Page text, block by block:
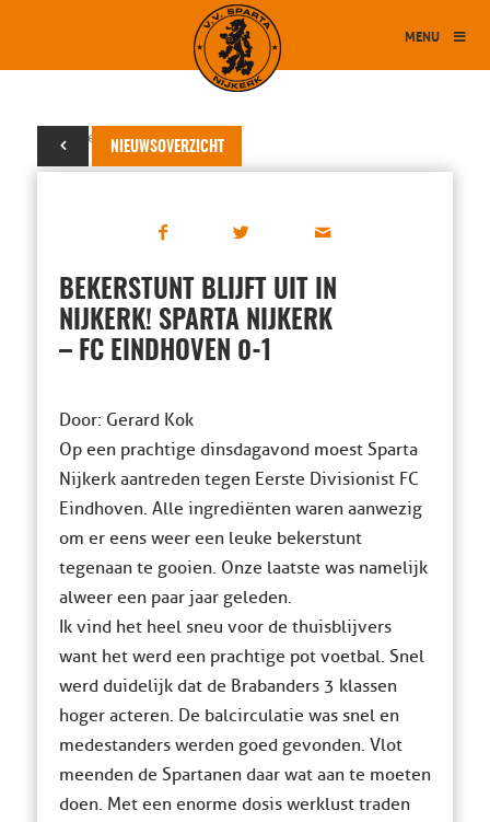
MENU
NIEUWSOVERZICHT
19 september 2017
BEKERSTUNT BLIJFT UIT IN
NIJKERK! SPARTA NIJKERK
– FC EINDHOVEN 0-1
Door: Gerard Kok
Op een prachtige dinsdagavond moest Sparta
Nijkerk aantreden tegen Eerste Divisionist FC
Eindhoven. Alle ingrediënten waren aanwezig
om er eens weer een leuke bekerstunt
tegenaan te gooien. Onze laatste was namelijk
alweer een paar jaar geleden.
Ik vind het heel sneu voor de thuisblijvers
want het werd een prachtige pot voetbal. Snel
werd duidelijk dat de Brabanders 3 klassen
hoger acteren. De balcirculatie was snel en
medestanders werden goed gevonden. Vlot
meenden de Spartanen daar wat aan te moeten
doen. Met een enorme dosis werklust traden